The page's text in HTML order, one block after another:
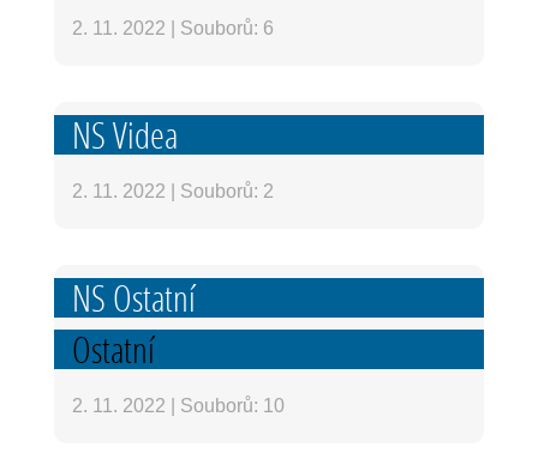
2. 11. 2022 Souborů: 6
NS Videa
2. 11. 2022 Souborů: 2
NS Ostatní
Ostatní
2. 11. 2022 Souborů: 10